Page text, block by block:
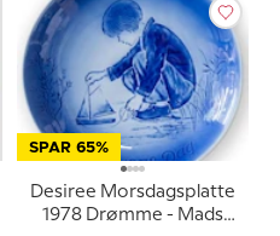
SPAR 65%
Desiree Morsdagsplatte
1978 Drømme - Mads